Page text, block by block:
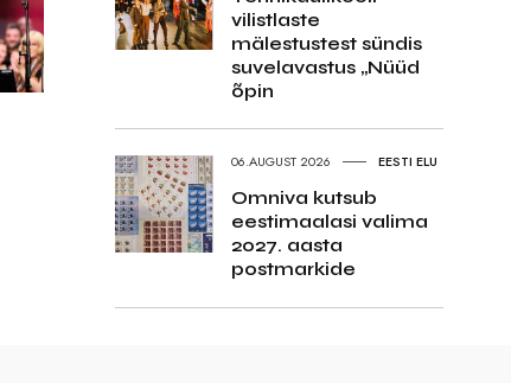
vilistlaste
mälestustest sündis
suvelavastus „Nüüd
õpin
06.AUGUST 2026 EESTI ELU
Omniva kutsub
eestimaalasi valima
2027. aasta
postmarkide